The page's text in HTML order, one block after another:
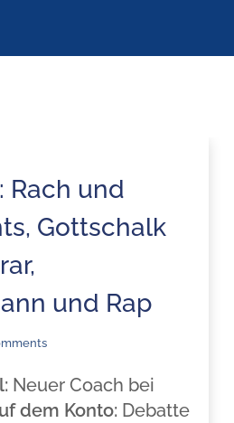
Rach und
Gottschalk
und Rap
Neuer Coach bei
dem Konto: Debatte